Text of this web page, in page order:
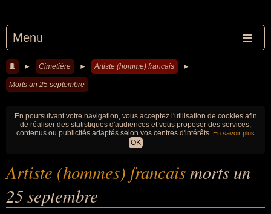
Menu
► Cimetière ► Artiste (homme) francais ►
Morts un 25 septembre
En poursuivant votre navigation, vous acceptez l'utilisation de cookies afin
de réaliser des statistiques d'audiences et vous proposer des services,
contenus ou publicités adaptés selon vos centres d'intérêts. En savoir plus
OK
Artiste (hommes) francaismorts un
25 septembre